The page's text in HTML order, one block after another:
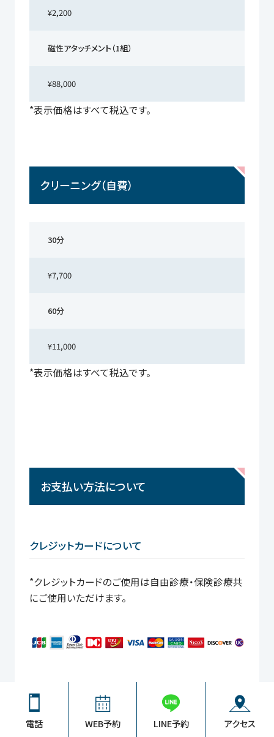
¥2,200
磁性アタッチメント（1組）
¥88,000
*表示価格はすべて税込です。
クリーニング（自費）
30分
¥7,700
60分
¥11,000
*表示価格はすべて税込です。
お支払い方法について
クレジットカードについて
*クレジットカードのご使用は自由診療・保険診療共
にご使用いただけます。
QR・バーコード決済について
*PayPayでのお支払いが可能です。
電話 WEB予約 LINE予約 アクセス